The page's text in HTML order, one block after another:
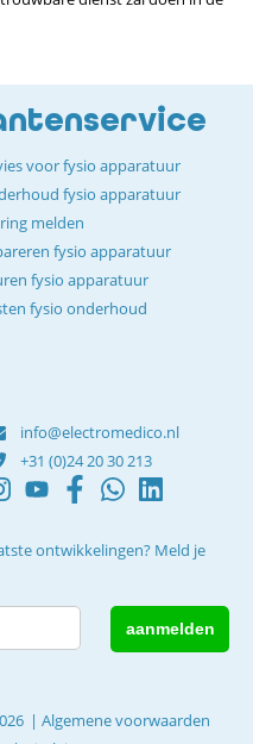
voor fysio apparatuur
fysio apparatuur
melden
fysio apparatuur
fysio apparatuur
fysio onderhoud
info@electromedico.nl
+31 (0)24 20 30 213
ontwikkelingen? Meld je
Algemene voorwaarden